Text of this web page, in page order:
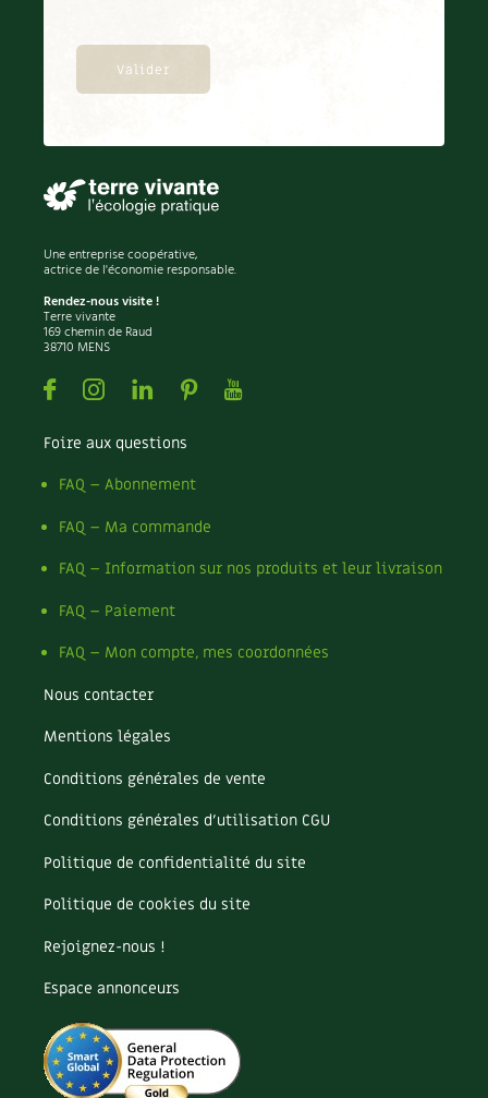
Pelouse
Permaculture
Pesticides
Petits pois
Piment
Pissenlit
Pizza
Plantes
Plantes d'extérieur
Plantes d'intérieur
Plantes médicinales
Plantes sauvages
Plants
Plastique
Poireau
Pollinisation
Pollution
Pomme
Potager
Potager en lasagnes
Poules
Prairie fleurie
Purin
Recette
Récup'
Réparation
Reproduction
Restauration
Rocaille
Ronce (ou mûre de jardin)
Roquette
Une entreprise coopérative,
actrice de l'économie responsable.
Rendez-nous visite !
Terre vivante
169 chemin de Raud
38710 MENS
FacebookInstagramLinkedin
PinterestYoutube
Foire aux questions
FAQ – Abonnement
FAQ – Ma commande
FAQ – Information sur nos produits et leur livraison
FAQ – Paiement
FAQ – Mon compte, mes coordonnées
Nous contacter
Mentions légales
Conditions générales de vente
Conditions générales d’utilisation CGU
Politique de confidentialité du site
Politique de cookies du site
Rejoignez-nous !
Espace annonceurs